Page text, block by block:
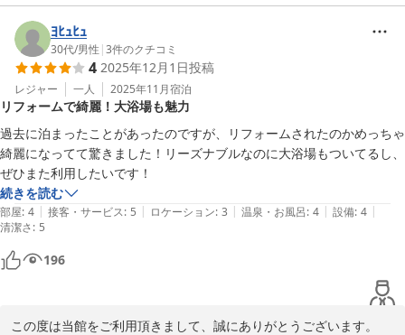
2025-12-31
ﾖﾋｭﾋｭ
30代/男性 |3件のクチコミ
4 2025年12月1日投稿
レジャー 一人 2025年11月宿泊
リフォームで綺麗！大浴場も魅力
過去に泊まったことがあったのですが、リフォームされたのかめっちゃ
綺麗になってて驚きました！リーズナブルなのに大浴場もついてるし、
ぜひまた利用したいです！
続きを読む
部屋: 4 | 接客・サービス: 5 | ロケーション: 3 | 温泉・お風呂: 4 | 設備: 4 |
清潔さ: 5
196
この度は当館をご利用頂きまして、誠にありがとうございます。